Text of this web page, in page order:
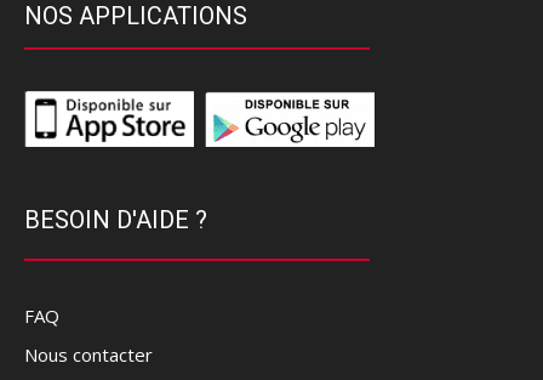
NOS APPLICATIONS
BESOIN D'AIDE ?
FAQ
Nous contacter